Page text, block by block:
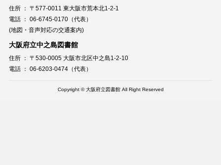
住所 ： 〒577-0011 東大阪市荒本北1-2-1
電話 ： 06-6745-0170（代表）
(地図・音声対応の交通案内)
大阪府立中之島図書館
住所 ： 〒530-0005 大阪市北区中之島1-2-10
電話 ： 06-6203-0474（代表）
Copyright © 大阪府立図書館 All Right Reserved